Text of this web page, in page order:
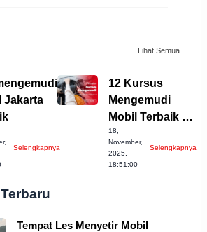
Lihat Semua
Jakarta
Selengkapnya
12 Kursus
Mengemudi
Mobil Terbaik di
Kota Banjar
Jabar
18,
November,
2025,
18:51:00
Selengkapnya
Tempat Les Menyetir Mobil